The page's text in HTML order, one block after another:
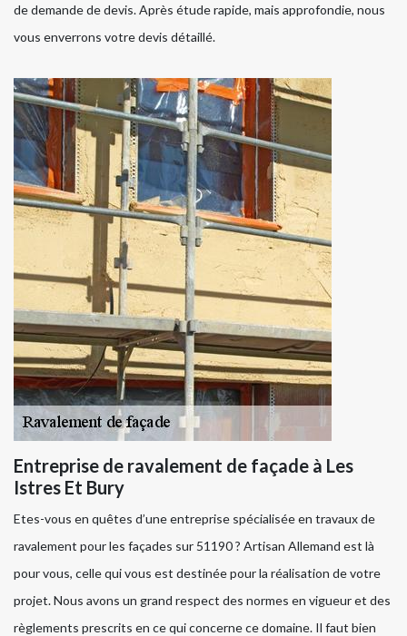
de demande de devis. Après étude rapide, mais approfondie, nous
vous enverrons votre devis détaillé.
Entreprise de ravalement de façade à Les
Istres Et Bury
Etes-vous en quêtes d’une entreprise spécialisée en travaux de
ravalement pour les façades sur 51190 ? Artisan Allemand est là
pour vous, celle qui vous est destinée pour la réalisation de votre
projet. Nous avons un grand respect des normes en vigueur et des
règlements prescrits en ce qui concerne ce domaine. Il faut bien